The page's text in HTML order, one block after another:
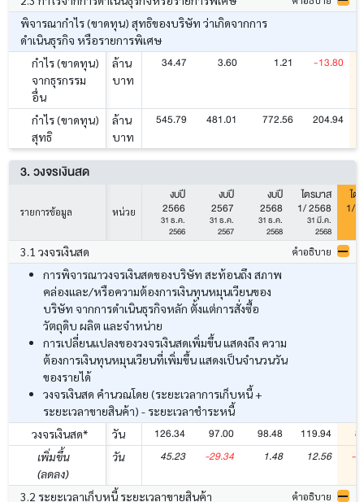
พิจารณากำไร (ขาดทุน) สุทธิของบริษัท ว่าเกิดจากการ
ดำเนินธุรกิจ หรือรายการพิเศษ
กำไร (ขาดทุน)
จากธุรกรรม
อื่น
ล้าน
บาท
34.47 3.60 1.21 -13.80
กำไร (ขาดทุน)
สุทธิ
ล้าน
บาท
545.79 481.01 772.56 204.94
3. วงจรเงินสด
รายการข้อมูล หน่วย
งบปี
2566
31 ธ.ค.
2566
งบปี
2567
31 ธ.ค.
2567
งบปี
2568
31 ธ.ค.
2568
ไตรมาส
1/ 2568
31 มี.ค.
2568
ไต
1/
3.1 วงจรเงินสด คำอธิบาย
การพิจารณาวงจรเงินสดของบริษัท สะท้อนถึง สภาพ
คล่องและ/หรือความต้องการเงินทุนหมุนเวียนของ
บริษัท จากการดำเนินธุรกิจหลัก ตั้งแต่การสั่งซื้อ
วัตถุดิบ ผลิต และจำหน่าย
การเปลี่ยนแปลงของวงจรเงินสดเพิ่มขึ้น แสดงถึง ความ
ต้องการเงินทุนหมุนเวียนที่เพิ่มขึ้น แสดงเป็นจำนวนวัน
ของรายได้
วงจรเงินสด คำนวณโดย (ระยะเวลาการเก็บหนี้ +
ระยะเวลาขายสินค้า) - ระยะเวลาชำระหนี้
วงจรเงินสด*
วัน 126.34 97.00 98.48 119.94
เพิ่มขึ้น
(ลดลง)
วัน 45.23 -29.34 1.48 12.56 -
3.2 ระยะเวลาเก็บหนี้ ระยะเวลาขายสินค้า คำอธิบาย